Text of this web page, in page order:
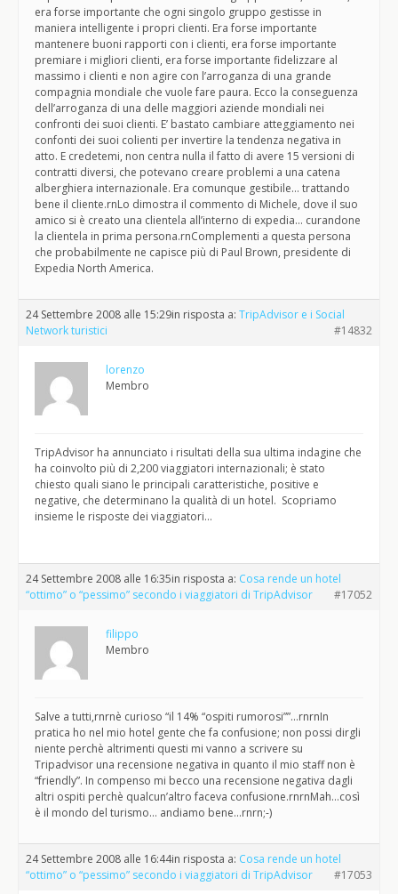
era forse importante che ogni singolo gruppo gestisse in
maniera intelligente i propri clienti. Era forse importante
mantenere buoni rapporti con i clienti, era forse importante
premiare i migliori clienti, era forse importante fidelizzare al
massimo i clienti e non agire con l’arroganza di una grande
compagnia mondiale che vuole fare paura. Ecco la conseguenza
dell’arroganza di una delle maggiori aziende mondiali nei
confronti dei suoi clienti. E’ bastato cambiare atteggiamento nei
confonti dei suoi colienti per invertire la tendenza negativa in
atto. E credetemi, non centra nulla il fatto di avere 15 versioni di
contratti diversi, che potevano creare problemi a una catena
alberghiera internazionale. Era comunque gestibile… trattando
bene il cliente.rnLo dimostra il commento di Michele, dove il suo
amico si è creato una clientela all’interno di expedia… curandone
la clientela in prima persona.rnComplementi a questa persona
che probabilmente ne capisce più di Paul Brown, presidente di
Expedia North America.
24 Settembre 2008 alle 15:29in risposta a: TripAdvisor e i Social
Network turistici
#14832
lorenzo
Membro
TripAdvisor ha annunciato i risultati della sua ultima indagine che
ha coinvolto più di 2,200 viaggiatori internazionali; è stato
chiesto quali siano le principali caratteristiche, positive e
negative, che determinano la qualità di un hotel. Scopriamo
insieme le risposte dei viaggiatori…
24 Settembre 2008 alle 16:35in risposta a: Cosa rende un hotel
“ottimo” o “pessimo” secondo i viaggiatori di TripAdvisor
#17052
filippo
Membro
Salve a tutti,rnrnè curioso “il 14% “ospiti rumorosi””…rnrnIn
pratica ho nel mio hotel gente che fa confusione; non possi dirgli
niente perchè altrimenti questi mi vanno a scrivere su
Tripadvisor una recensione negativa in quanto il mio staff non è
“friendly”. In compenso mi becco una recensione negativa dagli
altri ospiti perchè qualcun’altro faceva confusione.rnrnMah…così
è il mondo del turismo… andiamo bene…rnrn;-)
24 Settembre 2008 alle 16:44in risposta a: Cosa rende un hotel
“ottimo” o “pessimo” secondo i viaggiatori di TripAdvisor
#17053